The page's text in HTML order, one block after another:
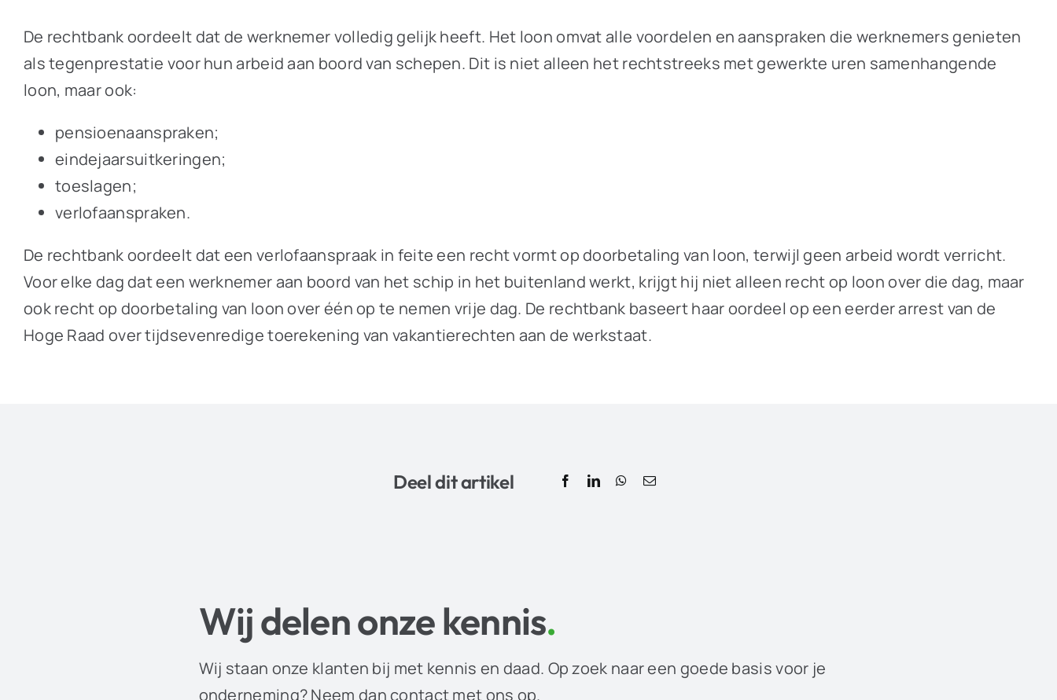
De rechtbank oordeelt dat de werknemer volledig gelijk heeft. Het loon omvat alle voordelen en aanspraken die werknemers genieten
als tegenprestatie voor hun arbeid aan boord van schepen. Dit is niet alleen het rechtstreeks met gewerkte uren samenhangende
loon, maar ook:
pensioenaanspraken;
eindejaarsuitkeringen;
toeslagen;
verlofaanspraken.
De rechtbank oordeelt dat een verlofaanspraak in feite een recht vormt op doorbetaling van loon, terwijl geen arbeid wordt verricht.
Voor elke dag dat een werknemer aan boord van het schip in het buitenland werkt, krijgt hij niet alleen recht op loon over die dag, maar
ook recht op doorbetaling van loon over één op te nemen vrije dag. De rechtbank baseert haar oordeel op een eerder arrest van de
Hoge Raad over tijdsevenredige toerekening van vakantierechten aan de werkstaat.
Deel dit artikel
Wij delen onze kennis.
Wij staan onze klanten bij met kennis en daad. Op zoek naar een goede basis voor je
onderneming? Neem dan contact met ons op.